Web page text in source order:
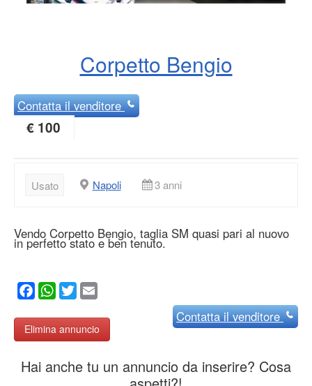
Corpetto Bengio
Contattail venditore
€ 100
Usato Napoli 3 anni
Vendo Corpetto Bengio, taglia SM quasi pari al nuovo
in perfetto stato e ben tenuto.
Facebook
WhatsApp
Twitter
Elimina annuncio
Contattail venditore
Hai anche tu un annuncio da inserire? Cosa